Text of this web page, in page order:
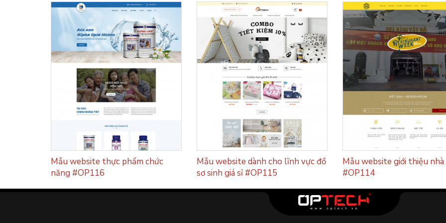
Mẫu website thực phẩm chức
năng #OP116
Mẫu website dành cho lĩnh vực đồ
sơ sinh giá sỉ #OP115
Mẫu website giới thiệu nhà
#OP114